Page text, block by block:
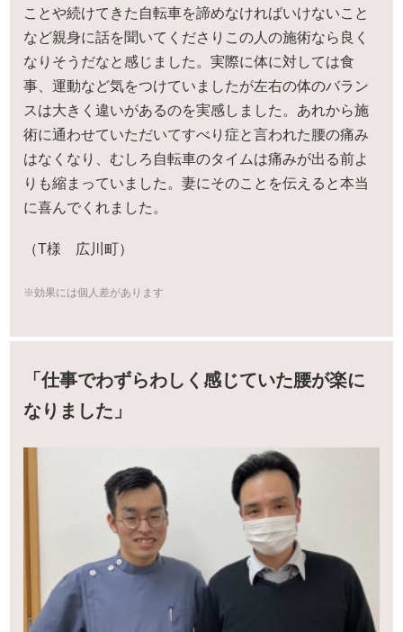
ことや続けてきた自転車を諦めなければいけないこと
など親身に話を聞いてくださりこの人の施術なら良く
なりそうだなと感じました。実際に体に対しては食
事、運動など気をつけていましたが左右の体のバラン
スは大きく違いがあるのを実感しました。あれから施
術に通わせていただいてすべり症と言われた腰の痛み
はなくなり、むしろ自転車のタイムは痛みが出る前よ
りも縮まっていました。妻にそのことを伝えると本当
に喜んでくれました。
（T様 広川町）
※効果には個人差があります
「仕事でわずらわしく感じていた腰が楽に
なりました」